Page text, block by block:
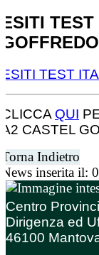
ESITI
ESITI TEST
CLICCA QUI
A2 CASTEL
Torna Indietro
News inserita il:
Centro
Dirigenza ed
46100